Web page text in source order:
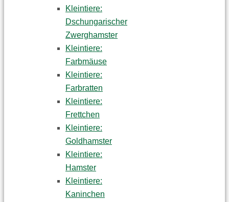
Kleintiere:
Dschungarischer
Zwerghamster
Kleintiere:
Farbmäuse
Kleintiere:
Farbratten
Kleintiere:
Frettchen
Kleintiere:
Goldhamster
Kleintiere:
Hamster
Kleintiere:
Kaninchen